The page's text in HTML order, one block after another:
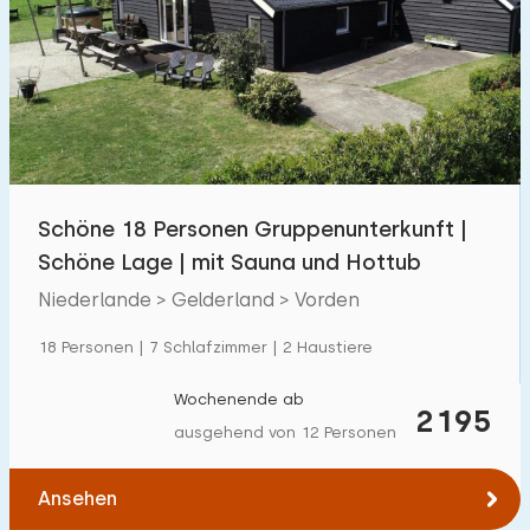
Schwimmbad 50
Eingezäunter Garten 73
Haustierfrei 130
Fahrradschuppen 107
Budget
€ 0 — € 1000+
Mindestanzahl
Schöne 18 Personen Gruppenunterkunft |
Schöne Lage | mit Sauna und Hottub
Niederlande > Gelderland > Vorden
18 Personen | 7 Schlafzimmer | 2 Haustiere
2195
Wochenende ab
ausgehend von 12 Personen
Ansehen